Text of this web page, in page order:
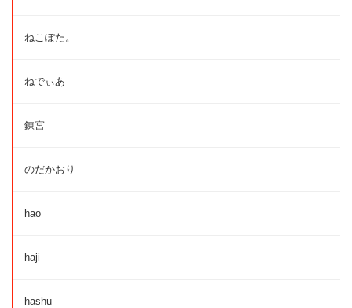
ねこぽた。
ねでぃあ
錬宮
のだかおり
hao
haji
hashu